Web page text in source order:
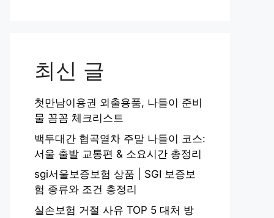
최신 글
첫만남이용권 외출용품, 나들이 준비
물 꼼꼼 체크리스트
백두대간 협곡열차 주말 나들이 코스:
서울 출발 교통편 & 소요시간 총정리
sgi서울보증보험 상품 | SGI 보증보
험 종류와 조건 총정리
실손보험 거절 사유 TOP 5 대처 방